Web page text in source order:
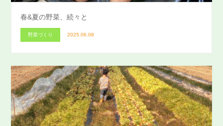
春&夏の野菜、続々と
野菜づくり 2025.06.08